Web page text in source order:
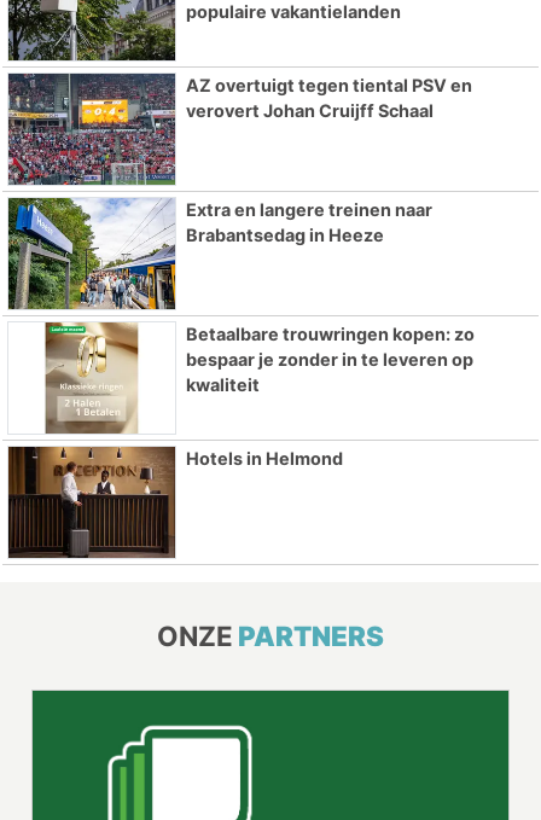
populaire vakantielanden
AZ overtuigt tegen tiental PSV en
verovert Johan Cruijff Schaal
Extra en langere treinen naar
Brabantsedag in Heeze
Betaalbare trouwringen kopen: zo
bespaar je zonder in te leveren op
kwaliteit
Hotels in Helmond
ONZE PARTNERS